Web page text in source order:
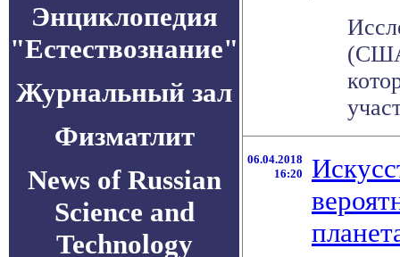
Энциклопедия
"Естествознание"
Журнальный зал
Физматлит
News of Russian
Science and
Technology
06.04.2018
16:20